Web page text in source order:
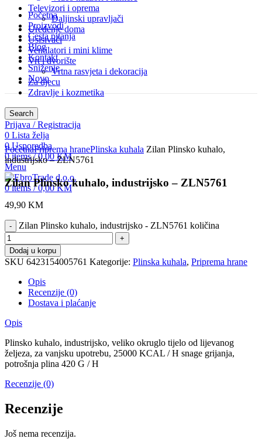
Televizori i oprema
Daljinski upravljači
Uređenje doma
Usisivači
Ventilatori i mini klime
Vrt i dvorište
Vrtna rasvjeta i dekoracija
Za djecu
Zdravlje i kozmetika
Search
Prijava / Registracija
0 Lista želja
0 Usporedba
0items / 0,00KM
Menu
0items / 0,00KM
Početna
Proizvodi
Česta pitanja
Blog
Kontakt
Sniženje
Novo
Click to enlarge
PočetnaPriprema hranePlinska kuhala Zilan Plinsko kuhalo,
industrijsko – ZLN5761
Zilan Plinsko kuhalo, industrijsko – ZLN5761
49,90 KM
Zilan Plinsko kuhalo, industrijsko - ZLN5761 količina
Dodaj u korpu
SKU 6423154005761 Kategorije: Plinska kuhala, Priprema hrane
Opis
Recenzije (0)
Dostava i plaćanje
Opis
Plinsko kuhalo, industrijsko, veliko okruglo tijelo od lijevanog
željeza, za vanjsku upotrebu, 25000 KCAL / H snage grijanja,
potrošnja plina 420 G / H
Recenzije (0)
Recenzije
Još nema recenzija.